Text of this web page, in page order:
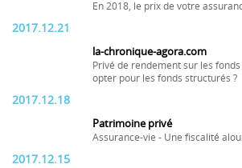
En 2018, le prix de votre
2017.12.21
la-chronique-agora.com
Privé de rendement sur les
opter pour les fonds structurés ?
2017.12.18
Patrimoine privé
Assurance-vie - Une fiscalité
2017.12.15